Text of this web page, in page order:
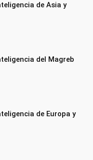
de Asia y
del Magreb
de Europa y